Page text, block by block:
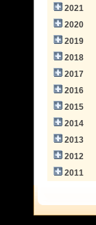
2021
2020
2019
2018
2017
2016
2015
2014
2013
2012
2011